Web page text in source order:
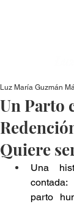
Un Parto
Quiere
Luz María Guzmán
Una
parto